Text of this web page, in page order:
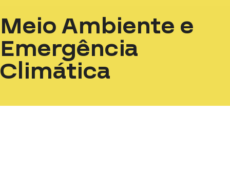
Meio Ambiente e
Emergência
Climática